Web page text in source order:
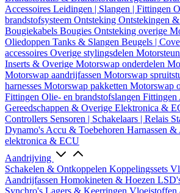
Accessoires Leidingen | Slangen | Fittingen
brandstofsysteem Ontsteking Ontstekingen
Bougiekabels Bougies Ontsteking overige
Oliedoppen Tanks & Slangen Beugels |
accessoires Overige stylingsdelen
Inserts & Overige Motorswap onderdelen
Motorswap aandrijfassen Motorswap
harnesses Motorswap pakketten Motorswap
Fittingen Olie- en brandstofslangen Fittingen
Gereedschappen & Overige Elektronica &
Controllers Sensoren | Schakelaars | Relais
Dynamo's Accu & Toebehoren Harnassen &
elektronica & ECU
Aandrijving
Schakelen & Ontkoppelen Koppelingssets
Aandrijfassen Homokineten & Hoezen
Synchro's Lagers & Keerringen Vloeistoffen